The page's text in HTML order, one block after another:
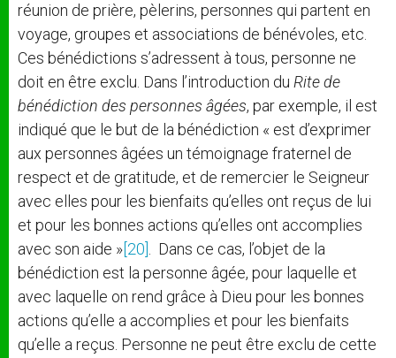
réunion de prière, pèlerins, personnes qui partent en
voyage, groupes et associations de bénévoles, etc.
Ces bénédictions s’adressent à tous, personne ne
doit en être exclu. Dans l’introduction du Rite de
bénédiction des personnes âgées, par exemple, il est
indiqué que le but de la bénédiction « est d’exprimer
aux personnes âgées un témoignage fraternel de
respect et de gratitude, et de remercier le Seigneur
avec elles pour les bienfaits qu’elles ont reçus de lui
et pour les bonnes actions qu’elles ont accomplies
avec son aide » [20]
. Dans ce cas, l’objet de la
bénédiction est la personne âgée, pour laquelle et
avec laquelle on rend grâce à Dieu pour les bonnes
actions qu’elle a accomplies et pour les bienfaits
qu’elle a reçus. Personne ne peut être exclu de cette